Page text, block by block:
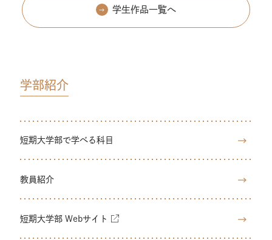
学生作品一覧へ
学部紹介
短期大学部で学べる科目
教員紹介
短期大学部 Webサイト